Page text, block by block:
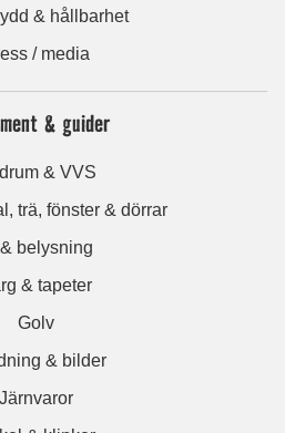
& hållbarhet
/ media
& guider
& VVS
trä, fönster & dörrar
belysning
& tapeter
Golv
& bilder
Järnvaror